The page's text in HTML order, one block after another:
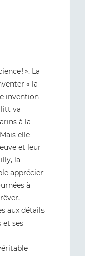
! ». La
« la
invention
va
à la
elle
et leur
la
apprécier
à
aux détails
ses